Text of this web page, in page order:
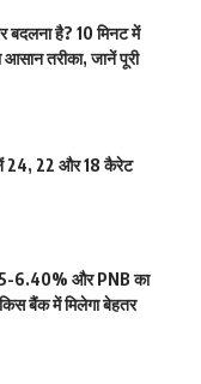
बदलना है? 10 मिनट में
तरीका, जानें पूरी
24, 22 और 18 कैरेट
6.40% और PNB का
बैंक में मिलेगा बेहतर